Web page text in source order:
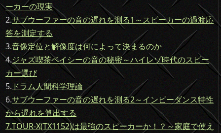
ーカーの現実
2.サブウーファーの音の遅れを測る1～スピーカーの過渡応
答を測定する
3.音像定位と解像度は何によって決まるのか
4.ジャズ喫茶ベイシーの音の秘密～ハイレゾ時代のスピー
カー選び
5. ドラム人間科学理論
6.サブウーファーの音の遅れを測る2～インピーダンス特性
から遅れを算出する
7.TOUR-X(TX1152)は最強のスピーカーか！？～家庭で使え